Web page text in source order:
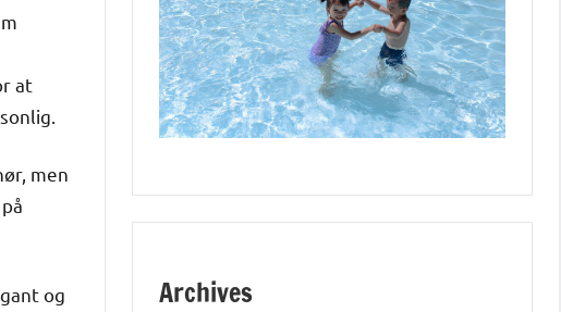
at
men
og
Archives